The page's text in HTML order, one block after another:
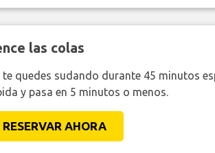
las colas
te quedes sudando durante 45 minutos
y pasa en 5 minutos o menos.
RESERVAR AHORA